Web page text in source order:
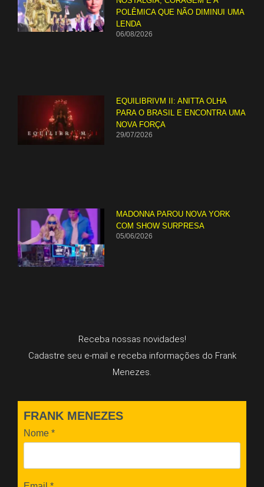
POLÊMICA QUE NÃO DIMINUI UMA
LENDA
06/08/2026
EQUILIBRIVM II: ANITTA OLHA
PARA O BRASIL E ENCONTRA UMA
NOVA FORÇA
29/07/2026
MADONNA PAROU NOVA YORK
COM SHOW SURPRESA
05/06/2026
Receba nossas novidades!
Cadastre seu e-mail e receba informações do Frank
Menezes.
FRANK MENEZES
Nome *